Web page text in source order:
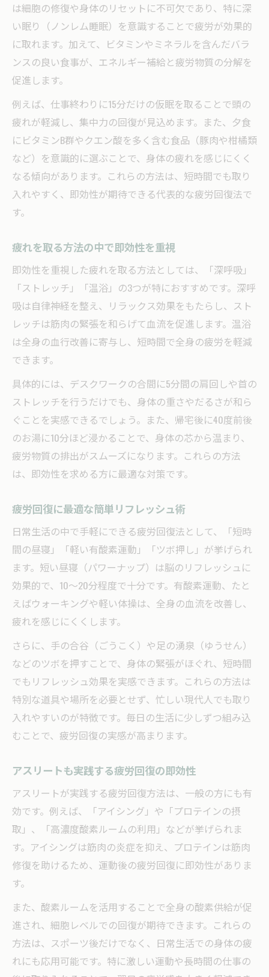
疲労回復を日常に取り入れるポイント
身体の疲れを軽減する最新習慣
話題の疲労回復習慣で身体を守る方法
今注目の疲労回復ケアを生活に活用
身体の疲れに強くなる疲労回復習慣
疲れを和らげるおすすめ実践例
疲労回復を実感できるおすすめ例を紹介
疲労回復に効果的な実践ポイント
疲れを和らげるための具体的な疲労回復法
アスリート流疲労回復の秘訣公開
疲労回復で注目のアスリート流メソッド
プロが実践する疲労回復習慣の秘密
アスリート式疲労回復でパフォーマンス向
疲労回復を支えるアスリートの習慣法
アスリートの疲労回復から学ぶ日常ケア
疲労回復に効く簡単ストレッチ術
疲労回復を促す簡単ストレッチのコツ
仕事合間に効く疲労回復ストレッチ法
疲れを取りやすいストレッチ実践例
毎日できる疲労回復ストレッチ習慣
は細胞の修復や身体のリセットに不可欠であり、特に深
い眠り（ノンレム睡眠）を意識することで疲労が効果的
に取れます。加えて、ビタミンやミネラルを含んだバラ
ンスの良い食事が、エネルギー補給と疲労物質の分解を
促進します。
例えば、仕事終わりに15分だけの仮眠を取ることで頭の
疲れが軽減し、集中力の回復が見込めます。また、夕食
にビタミンB群やクエン酸を多く含む食品（豚肉や柑橘類
など）を意識的に選ぶことで、身体の疲れを感じにくく
なる傾向があります。これらの方法は、短時間でも取り
入れやすく、即効性が期待できる代表的な疲労回復法で
す。
疲れを取る方法の中で即効性を重視
即効性を重視した疲れを取る方法としては、「深呼吸」
「ストレッチ」「温浴」の3つが特におすすめです。深呼
吸は自律神経を整え、リラックス効果をもたらし、スト
レッチは筋肉の緊張を和らげて血流を促進します。温浴
は全身の血行改善に寄与し、短時間で全身の疲労を軽減
できます。
具体的には、デスクワークの合間に5分間の肩回しや首の
ストレッチを行うだけでも、身体の重さやだるさが和ら
ぐことを実感できるでしょう。また、帰宅後に40度前後
のお湯に10分ほど浸かることで、身体の芯から温まり、
疲労物質の排出がスムーズになります。これらの方法
は、即効性を求める方に最適な対策です。
疲労回復に最適な簡単リフレッシュ術
日常生活の中で手軽にできる疲労回復法として、「短時
間の昼寝」「軽い有酸素運動」「ツボ押し」が挙げられ
ます。短い昼寝（パワーナップ）は脳のリフレッシュに
効果的で、10～20分程度で十分です。有酸素運動、たと
えばウォーキングや軽い体操は、全身の血流を改善し、
疲れを感じにくくします。
さらに、手の合谷（ごうこく）や足の湧泉（ゆうせん）
などのツボを押すことで、身体の緊張がほぐれ、短時間
でもリフレッシュ効果を実感できます。これらの方法は
特別な道具や場所を必要とせず、忙しい現代人でも取り
入れやすいのが特徴です。毎日の生活に少しずつ組み込
むことで、疲労回復の実感が高まります。
アスリートも実践する疲労回復の即効性
アスリートが実践する疲労回復方法は、一般の方にも有
効です。例えば、「アイシング」や「プロテインの摂
取」、「高濃度酸素ルームの利用」などが挙げられま
す。アイシングは筋肉の炎症を抑え、プロテインは筋肉
修復を助けるため、運動後の疲労回復に即効性がありま
す。
また、酸素ルームを活用することで全身の酸素供給が促
進され、細胞レベルでの回復が期待できます。これらの
方法は、スポーツ後だけでなく、日常生活での身体の疲
れにも応用可能です。特に激しい運動や長時間の仕事の